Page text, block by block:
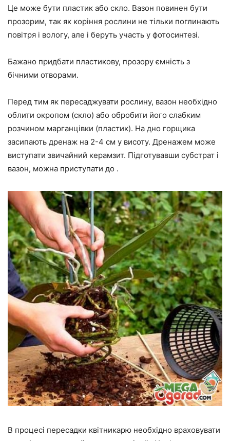
Це може бути пластик або скло. Вазон повинен бути
прозорим, так як коріння рослини не тільки поглинають
повітря і вологу, але і беруть участь у фотосинтезі.
Бажано придбати пластикову, прозору ємність з
бічними отворами.
Перед тим як пересаджувати рослину, вазон необхідно
облити окропом (скло) або обробити його слабким
розчином марганцівки (пластик). На дно горщика
засипають дренаж на 2-4 см у висоту. Дренажем може
виступати звичайний керамзит. Підготувавши субстрат і
вазон, можна приступати до .
В процесі пересадки квітникарю необхідно враховувати